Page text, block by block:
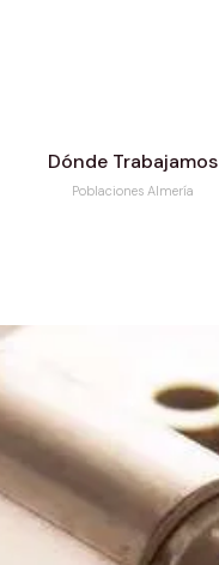
Dónde Trabajamos
Poblaciones Almería